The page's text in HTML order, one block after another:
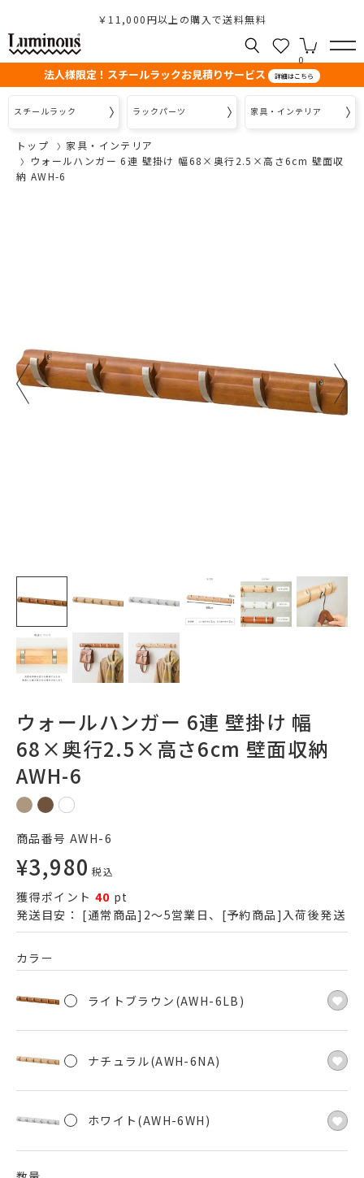
￥11,000円以上の購入で送料無料
0
法人様限定！スチールラックお見積りサービス 詳細はこちら
スチールラック ラックパーツ 家具・インテリア
トップ
家具・インテリア
ウォールハンガー 6連 壁掛け 幅68×奥行2.5×高さ6cm 壁面収
納 AWH-6
ウォールハンガー 6連 壁掛け 幅
68×奥行2.5×高さ6cm 壁面収納
AWH-6
商品番号 AWH-6
¥3,980 税込
獲得ポイント 40 pt
発送目安： [通常商品]2～5営業日、[予約商品]入荷後発送
カラー
ライトブラウン(AWH-6LB)
ナチュラル(AWH-6NA)
ホワイト(AWH-6WH)